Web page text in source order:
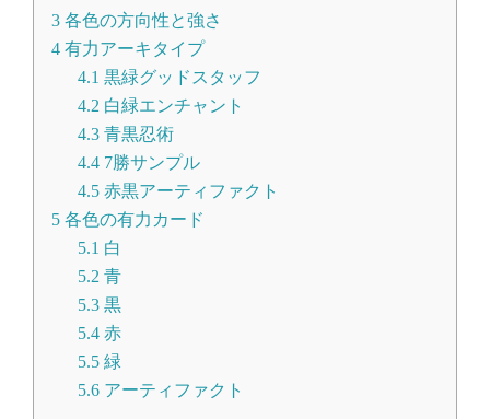
3 各色の方向性と強さ
4 有力アーキタイプ
4.1 黒緑グッドスタッフ
4.2 白緑エンチャント
4.3 青黒忍術
4.4 7勝サンプル
4.5 赤黒アーティファクト
5 各色の有力カード
5.1 白
5.2 青
5.3 黒
5.4 赤
5.5 緑
5.6 アーティファクト